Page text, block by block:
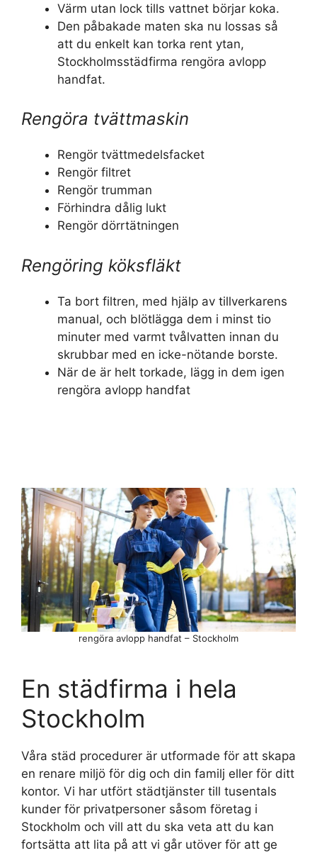
Värm utan lock tills vattnet börjar koka.
Den påbakade maten ska nu lossas så
att du enkelt kan torka rent ytan,
Stockholmsstädfirma rengöra avlopp
handfat.
Rengöra tvättmaskin
Rengör tvättmedelsfacket
Rengör filtret
Rengör trumman
Förhindra dålig lukt
Rengör dörrtätningen
Rengöring köksfläkt
Ta bort filtren, med hjälp av tillverkarens
manual, och blötlägga dem i minst tio
minuter med varmt tvålvatten innan du
skrubbar med en icke-nötande borste.
När de är helt torkade, lägg in dem igen
rengöra avlopp handfat
En städfirma i hela
Stockholm
Våra städ procedurer är utformade för att skapa
en renare miljö för dig och din familj eller för ditt
kontor. Vi har utfört städtjänster till tusentals
kunder för privatpersoner såsom företag i
Stockholm och vill att du ska veta att du kan
fortsätta att lita på att vi går utöver för att ge
rengöra avlopp handfat – Stockholm